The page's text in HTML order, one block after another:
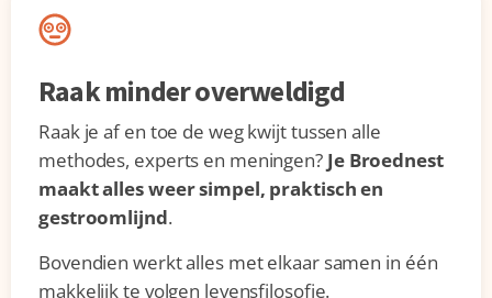
Raak minder overweldigd
Raak je af en toe de weg kwijt tussen alle
methodes, experts en meningen? Je Broednest
maakt alles weer simpel, praktisch en
gestroomlijnd.
Bovendien werkt alles met elkaar samen in één
makkelijk te volgen levensfilosofie.